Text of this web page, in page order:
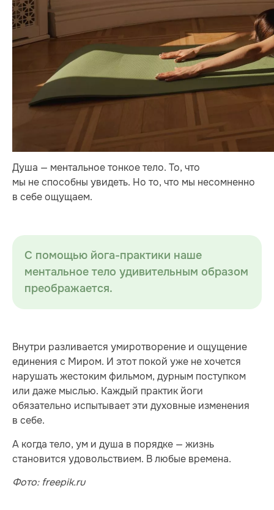
Душа — ментальное тонкое тело. То, что
мы не способны увидеть. Но то, что мы несомненно
в себе ощущаем.
С помощью йога-практики наше
ментальное тело удивительным образом
преображается.
Внутри разливается умиротворение и ощущение
единения с Миром. И этот покой уже не хочется
нарушать жестоким фильмом, дурным поступком
или даже мыслью. Каждый практик йоги
обязательно испытывает эти духовные изменения
в себе.
А когда тело, ум и душа в порядке — жизнь
становится удовольствием. В любые времена.
Фото: freepik.ru